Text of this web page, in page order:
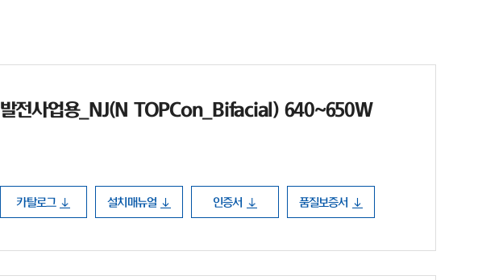
발전사업용_NJ(N TOPCon_Bifacial) 640~650W
카탈로그 설치매뉴얼 인증서 품질보증서